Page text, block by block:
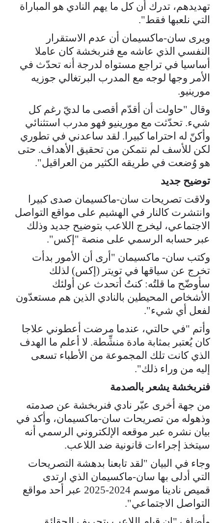
تهديدهم، تدرك أن كل ما يهم النادي هو المباراة
التي نلعبها فقط".
ويرى سان-ماكسيمان أن عدم الاستقرار
النفسي الذي عاشه مع فنربخشة كان عاملا
أساسيا في تراجع مستواه لدرجة أنه تحدّث في
الأمر وجها لوجه مع المدرب البرتغالي جوزيه
مورينيو.
وقال "حاولت أن أقدّم أقصى ما لديّ رغم كل
شيء. تحدّثت مع مورينيو فهو مدرب استثنائي
وأكنّ له احتراما كبيرا. لقد ساعدني في تطوري
لكن للأسف لم نتمكن من تحقيق الأهداف. حتى
هو وُضعت في طريقه الكثير من العراقيل".
توضيح جديد
ولاقت تصريحات سان-ماكسيمان صدى كبيرا
وانتشرت كالنار في الهشيم على مواقع التواصل
الاجتماعي، ليخرج اللاعب بتوضيح جديد وذلك
عبر حسابه الرسمي على منصة "إكس".
وكتب سان- ماكسيمان "أرى أن الأمور بدأت
تخرج عن سياقها في تويتر (إكس) لذلك
سأوضّح ما قلتُه: كنتُ أتحدث عن أولئك
الأشخاص المحيطين بالنادي الذين هم مستعدّون
لفعل أي شيء".
وأتم "في حالتي، عندما مرضت أعطوني علاجا
كان يُعتبر بمثابة مادة منشِّطة. لا أعلم ما الهدف
الذي كانت تلك المجموعة من الأطباء تسعى
إليه من وراء ذلك".
فنربخشة يشعر بالصدمة
من جهة أخرى عبّر نادي فنربخشة عن صدمته
وذهوله من تصريحات سان-ماكسيمان، وأكد في
بيان نشره عبر موقعه الإلكتروني الرسمي أنه
سيتخذ إجراءات قانونية ضد اللاعب.
وجاء في البيان "لقد تابعنا بدهشة التصريحات
التي أدلى بها سان-ماكسيمان الذي ارتدى
قميص نادينا موسم 2024-2025 عبر أحد مواقع
التواصل الاجتماعي".